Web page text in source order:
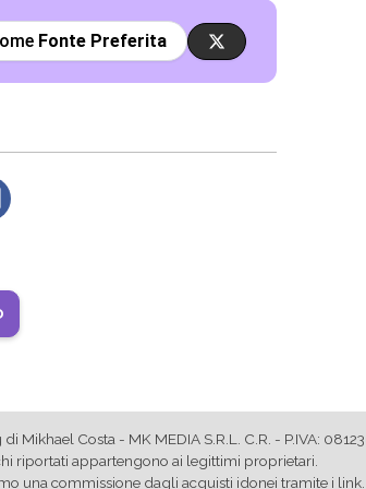
Fonte Preferita
Mikhael Costa - MK MEDIA S.R.L. C.R. - P.IVA:
riportati appartengono ai legittimi proprietari.
una commissione dagli acquisti idonei tramite i